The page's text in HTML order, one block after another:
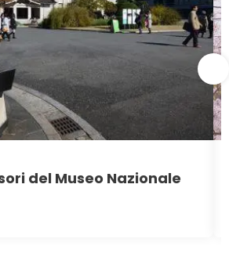
del Museo Nazionale